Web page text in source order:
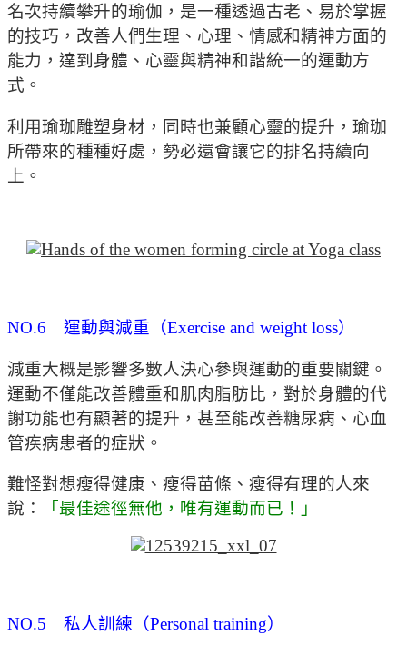
名次持續攀升的瑜伽，是一種透過古老、易於掌握
的技巧，改善人們生理、心理、情感和精神方面的
能力，達到身體、心靈與精神和諧統一的運動方
式。
利用瑜珈雕塑身材，同時也兼顧心靈的提升，瑜珈
所帶來的種種好處，勢必還會讓它的排名持續向
上。
NO.6 運動與減重（Exercise and weight loss）
減重大概是影響多數人決心參與運動的重要關鍵。
運動不僅能改善體重和肌肉脂肪比，對於身體的代
謝功能也有顯著的提升，甚至能改善糖尿病、心血
管疾病患者的症狀。
難怪對想瘦得健康、瘦得苗條、瘦得有理的人來
說：
「最佳途徑無他，唯有運動而已！」
NO.5 私人訓練（Personal training）